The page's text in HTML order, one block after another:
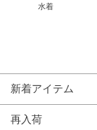
水着
新着アイテム
再入荷